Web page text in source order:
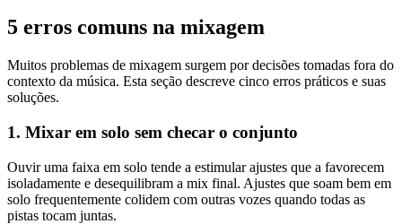
5 erros comuns na mixagem
Muitos problemas de mixagem surgem por decisões tomadas fora do
contexto da música. Esta seção descreve cinco erros práticos e suas
soluções.
1. Mixar em solo sem checar o conjunto
Ouvir uma faixa em solo tende a estimular ajustes que a favorecem
isoladamente e desequilibram a mix final. Ajustes que soam bem em
solo frequentemente colidem com outras vozes quando todas as
pistas tocam juntas.